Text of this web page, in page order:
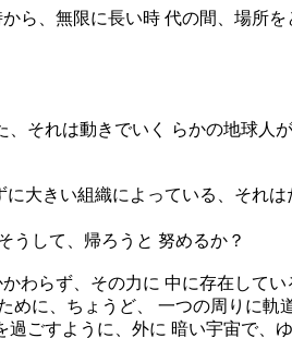
ら、無限に長い時 代の間、場所を
それは動きでいく らかの地球人
大きい組織によっている、それ
して、帰ろうと 努めるか？
わらず、その力に 中に存在してい
に、ちょうど、 一つの周りに軌
すように、外に 暗い宇宙で、